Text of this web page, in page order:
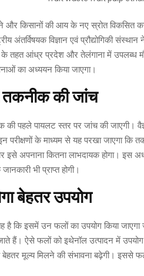
किसानों की आय के नए स्रोत विकसित
अंतर्विषयक विज्ञान एवं प्रौद्योगिकी
के तहत आंध्र प्रदेश और तेलंगाना में
का अध्ययन किया जाएगा।
तकनीक की जांच
की पहले पायलट स्तर पर जांच की जाएगी।
परीक्षणों के माध्यम से यह परखा जाएगा कि
इसे अपनाना कितना लाभदायक होगा। इस
भी प्राप्त होगी।
बेहतर उपयोग
है कि इसमें उन फलों का उपयोग किया
हैं। ऐसे फलों को इथेनॉल उत्पादन में
बेहतर मूल्य मिलने की संभावना बढ़ेगी।